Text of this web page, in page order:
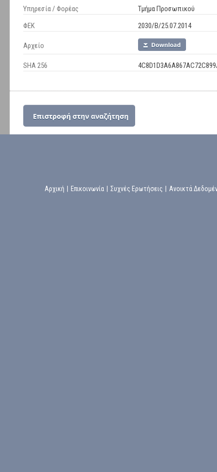
Υπηρεσία / Φορέας
Τμήμα Προσωπικού
ΦΕΚ
2030/B/25.07.2014
Αρχείο
SHA 256
Αρχική Επικοινωνία Συχνές Ερωτήσεις Ανοικτά